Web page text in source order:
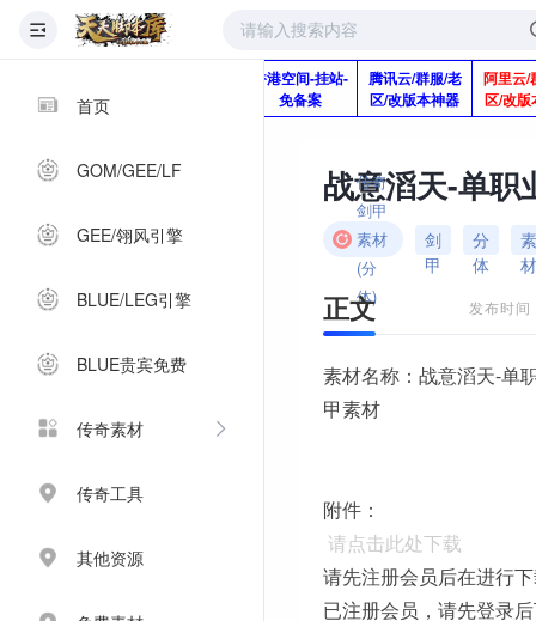
首页
GOM/GEE/LF
GEE/翎风引擎
BLUE/LEG引擎
BLUE贵宾免费
传奇素材
传奇工具
其他资源
Q920992345
香港空间-挂站-
免备案
腾讯云/群服/老
区/改版本神器
阿里云/
区/改版
战意滔天-单职
传奇
剑甲
素材
(分
体)
剑
甲
分
体
素
材
正文 发布时
素材名称：战意滔天-单
甲素材
附件：
请点击此处下载
请先注册会员后在进行
已注册会员，请先登录